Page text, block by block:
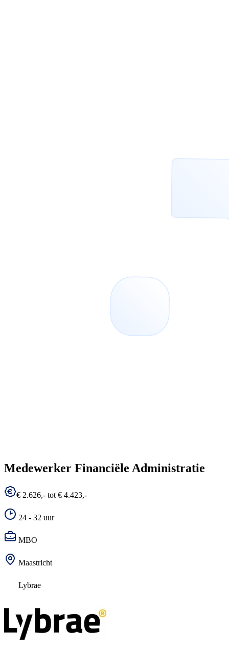
Medewerker Financiële Administratie
€ 2.626,- tot € 4.423,-
24 - 32 uur
MBO
Maastricht
Lybrae